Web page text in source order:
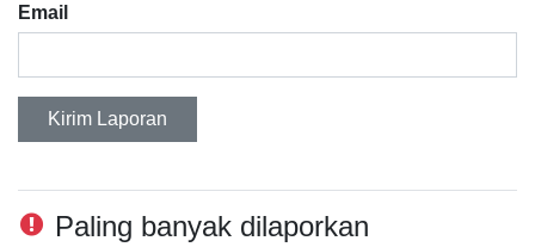
Email
Kirim Laporan
Paling banyak dilaporkan